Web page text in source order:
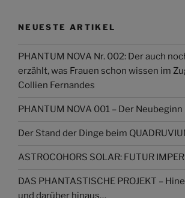
NEUESTE ARTIKEL
PHANTUM NOVA Nr. 002: Der auch
erzählt, was Frauen schon wissen im
Collien Fernandes
PHANTUM NOVA 001 – Der Neubeginn
Der Stand der Dinge beim
ASTROCOHORS SOLAR: FUTUR
DAS PHANTASTISCHE PROJEKT –
und darüber hinaus…